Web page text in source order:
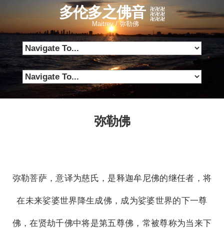
多伦多之佛音
Maitrey / 弥勒佛
弥勒佛
弥勒菩萨，意译为慈氏，是释迦牟尼佛的继任者，将
在未来娑婆世界降生成佛，成为娑婆世界的下一尊
佛，在贤劫千佛中将是第五尊佛，常被尊称为当来下